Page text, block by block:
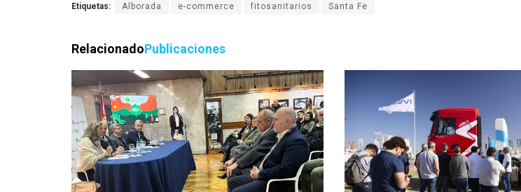
Etiquetas: Alborada e-commerce fitosanitarios Santa Fe
RelacionadoPublicaciones